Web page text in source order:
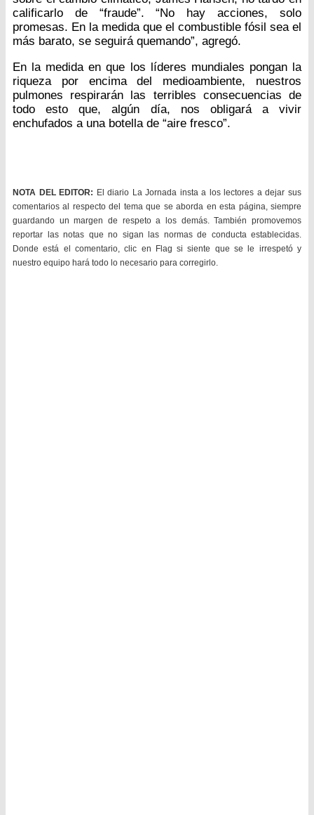
calificarlo de “fraude”. “No hay acciones, solo
promesas. En la medida que el combustible fósil sea el
más barato, se seguirá quemando”, agregó.
En la medida en que los líderes mundiales pongan la
riqueza por encima del medioambiente, nuestros
pulmones respirarán las terribles consecuencias de
todo esto que, algún día, nos obligará a vivir
enchufados a una botella de “aire fresco”.
NOTA DEL EDITOR: El diario La Jornada insta a los lectores a dejar sus
comentarios al respecto del tema que se aborda en esta página, siempre
guardando un margen de respeto a los demás. También promovemos
reportar las notas que no sigan las normas de conducta establecidas.
Donde está el comentario, clic en Flag si siente que se le irrespetó y
nuestro equipo hará todo lo necesario para corregirlo.